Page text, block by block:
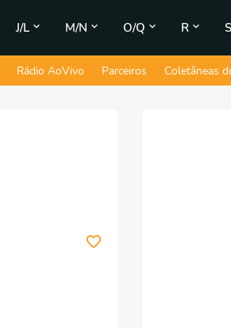
J/L M/N O/Q R
Rádio AoVivo Parceiros Coletâneas